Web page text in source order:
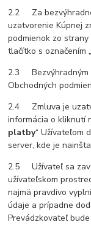
2.2 Za
uzatvorenie Kúpnej
podmienok zo
tlačítko s označením „
2.3 Bezvýhradným
Obchodných
2.4 Zmluva je
informácia o kliknutí
platby“ Užívateľom
server, kde je
2.5 Užívateľ sa
užívateľskom
najmä pravdivo
údaje a prípadne
Prevádzkovateľ